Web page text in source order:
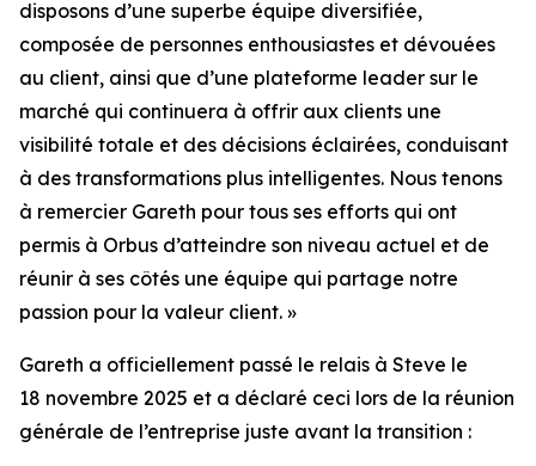
disposons d’une superbe équipe diversifiée,
composée de personnes enthousiastes et dévouées
au client, ainsi que d’une plateforme leader sur le
marché qui continuera à offrir aux clients une
visibilité totale et des décisions éclairées, conduisant
à des transformations plus intelligentes. Nous tenons
à remercier Gareth pour tous ses efforts qui ont
permis à Orbus d’atteindre son niveau actuel et de
réunir à ses côtés une équipe qui partage notre
passion pour la valeur client. »
Gareth a officiellement passé le relais à Steve le
18 novembre 2025 et a déclaré ceci lors de la réunion
générale de l’entreprise juste avant la transition :